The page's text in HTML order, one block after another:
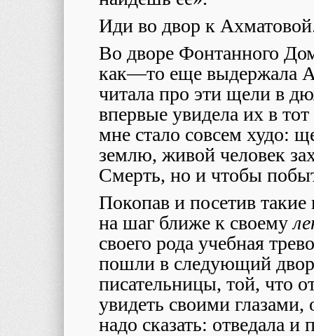
Иди во двор к
Во дворе Фонтанного
как—то еще выдержала
читала про эти щели в
впервые увидела их в
мне стало совсем худо:
землю, живой человек
Смерть, но и чтобы
Покопав и посетив
на шаг ближе к своему
своего рода учебная
пошли в следующий
писательницы, той, что
увидеть своими
надо сказать: отведала и